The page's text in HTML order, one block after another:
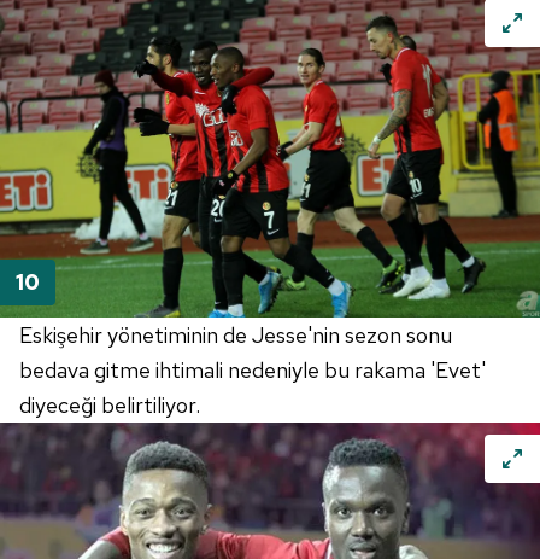
Çerezlere ilişkin tercihlerinizi aşağıda yer alan panel
vasıtasıyla belirleyebilirsiniz. Çerezlere ilişkin detaylı bilgi
için Ayarlar butonuna tıklayabilir,Çerez Bilgilendirme
Metnimizi
ziyaret edebilirsiniz.
6698 sayılı Kişisel Verilerin Korunması Kanunu uyarınca
hazırlanmış Aydınlatma Metnimizi okumak ve sitemizde
ilgili mevzuata uygun olarak kullanılan çerezlerle ilgili bilgi
almak için lütfentıklayınız.
Eskişehir yönetiminin de Jesse'nin sezon sonu
bedava gitme ihtimali nedeniyle bu rakama 'Evet'
diyeceği belirtiliyor.